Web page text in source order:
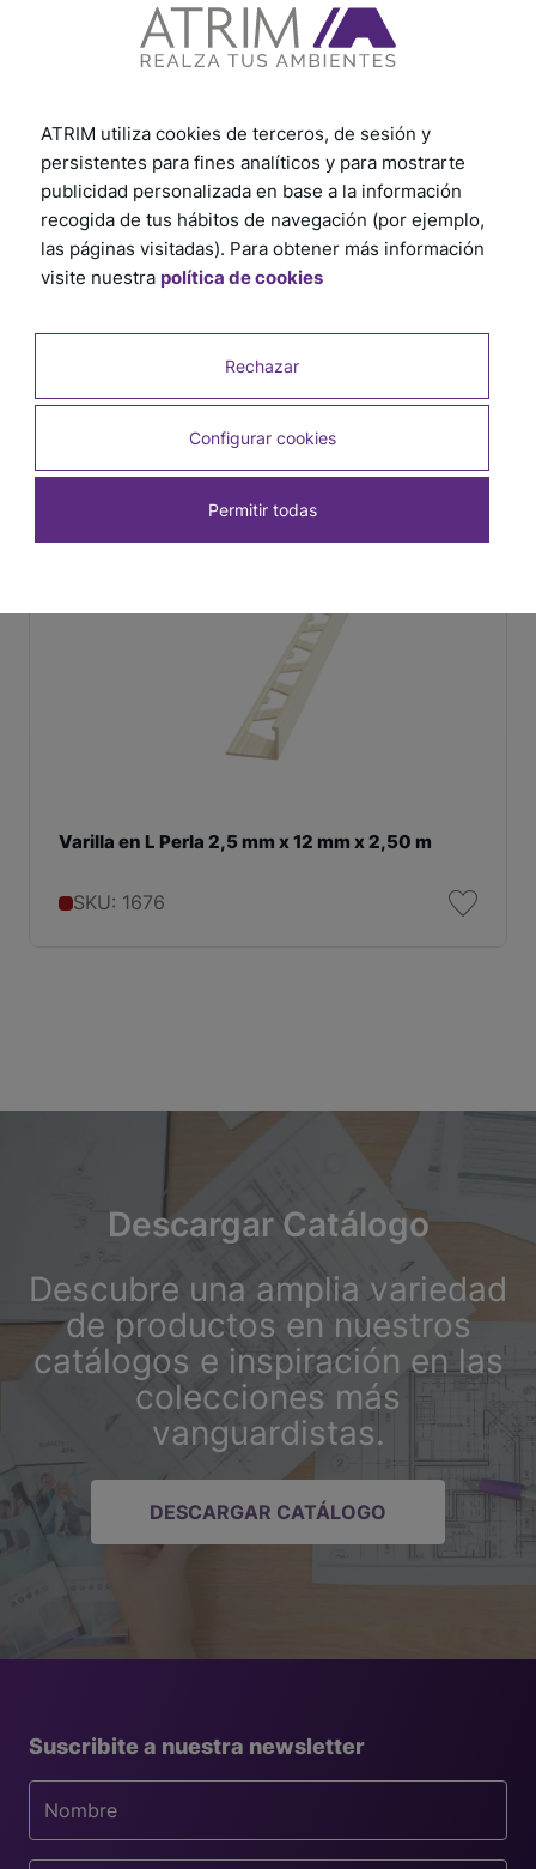
Productos relacionados
Varilla en L Perla 2,5 mm x 12 mm x 2,50 m
SKU: 1676
Descargar Catálogo
Descubre una amplia variedad
de productos en nuestros
catálogos e inspiración en las
colecciones más
vanguardistas.
DESCARGAR CATÁLOGO
Suscribite a nuestra newsletter
ATRIM utiliza cookies de terceros, de sesión y
persistentes para fines analíticos y para mostrarte
publicidad personalizada en base a la información
recogida de tus hábitos de navegación (por ejemplo,
las páginas visitadas). Para obtener más información
visite nuestra política de cookies
Rechazar
Configurar cookies
Permitir todas